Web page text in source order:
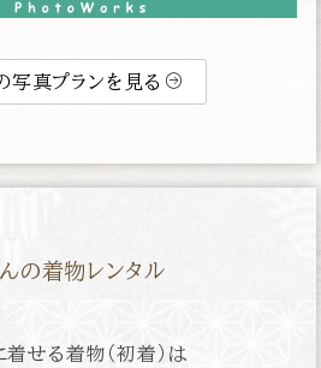
写真プランを見る
の着物レンタル
着せる着物（初着）は